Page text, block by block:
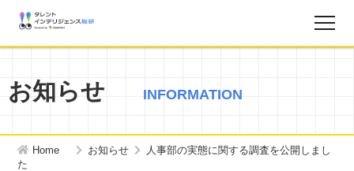
タレントインテリジェンス総研とは？
お知らせ INFORMATION
Home お知らせ
人事部の実態に関する調査を公開しまし
た